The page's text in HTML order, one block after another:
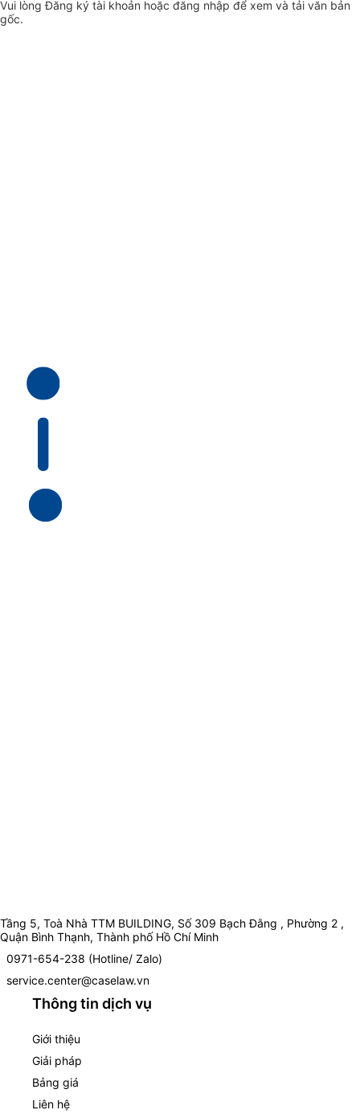
Vui lòngĐăng ký tài khoản hoặc đăng nhập để xem và tải văn bản
gốc.
Tầng 5, Toà Nhà TTM BUILDING, Số 309 Bạch Đằng , Phường 2 ,
Quận Bình Thạnh, Thành phố Hồ Chí Minh
0971-654-238 (Hotline/ Zalo)
service.center@caselaw.vn
Thông tin dịch vụ
Giới thiệu
Giải pháp
Bảng giá
Liên hệ